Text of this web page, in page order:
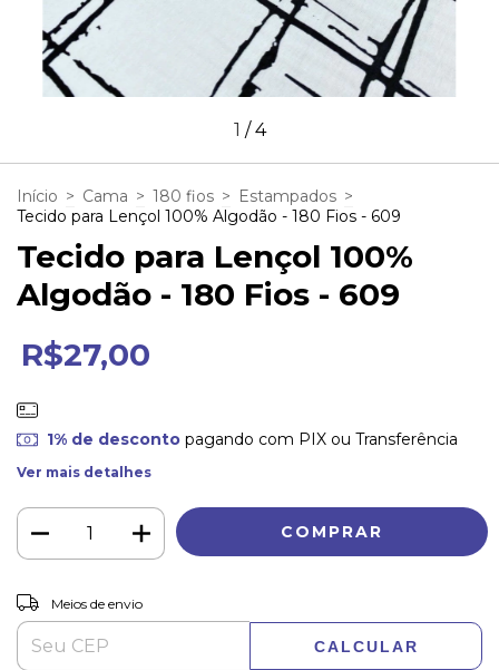
1 /4
Início > Cama > 180 fios > Estampados >
Tecido para Lençol 100% Algodão - 180 Fios - 609
Tecido para Lençol 100%
Algodão - 180 Fios - 609
R$27,00
1% de descontopagando com PIX ou Transferência
Ver mais detalhes
Entregas para o CEP:
Meios de envio
CALCULAR